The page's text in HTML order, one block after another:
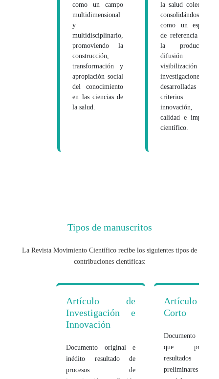
como un campo
multidimensional
y
multidisciplinario,
promoviendo la
construcción,
transformación y
apropiación social
del conocimiento
en las ciencias de
la salud.
la salud colectiva,
consolidándose
como un espacio
de referencia para
la producción,
difusión y
visibilización de
investigaciones
desarrolladas bajo
criterios de
innovación,
calidad e impacto
científico.
Tipos de manuscritos
La Revista Movimiento Científico recibe los siguientes tipos de
contribuciones científicas:
Artículo de
Investigación e
Innovación
Documento original e
inédito resultado de
procesos de
Artículo
Corto
Documento breve
que presenta
resultados
preliminares o